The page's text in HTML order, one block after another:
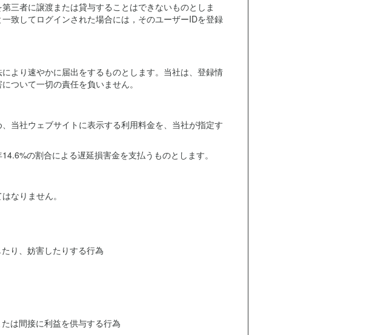
三者に譲渡または貸与することはできないものとしま
致してログインされた場合には，そのユーザーIDを登録
より速やかに届出をするものとします。当社は、登録情
ついて一切の責任を負いません。
当社ウェブサイトに表示する利用料金を、当社が指定す
の割合による遅延損害金を支払うものとします。
なりません。
り、妨害したりする行為
は間接に利益を供与する行為